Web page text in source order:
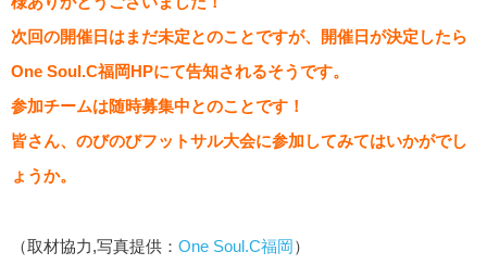
次回の開催日はまだ未定とのことですが、開催日が決定したら
One Soul.C福岡HPにて告知されるそうです。
参加チームは随時募集中とのことです！
皆さん、のびのびフットサル大会に参加してみてはいかがでし
ょうか。
（取材協力,写真提供： One Soul.C福岡）